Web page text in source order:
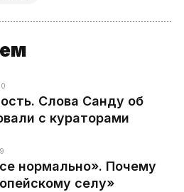
Слова Санду об
с кураторами
нормально». Почему
селу»